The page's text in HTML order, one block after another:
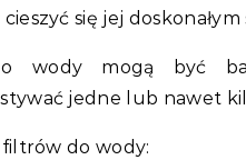
się jej
wody mogą być
jedne lub nawet
do wody: